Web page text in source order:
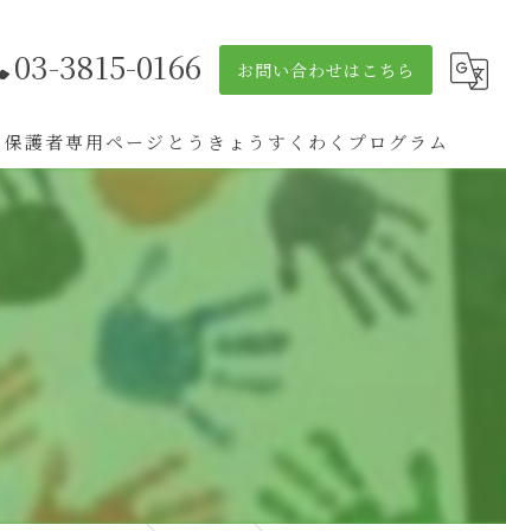
03-3815-0166 お問い合わせはこちら
保護者専用ページ とうきょうすくわくプログラム